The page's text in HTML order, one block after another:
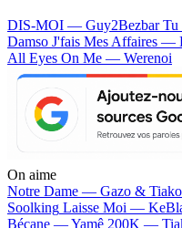
DIS-MOI — Guy2BezbarTu
Damso J'fais Mes Affaires —
All Eyes On Me — Werenoi
On aime
Notre Dame — Gazo &
Soolking Laisse Moi —
Bécane —Yamê 200K —